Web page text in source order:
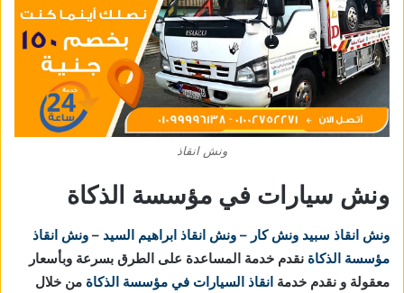
ونش انقاذ
ونش سيارات في مؤسسة الذكاة
ونش انقاذ سبيد ونش كار – ونش انقاذ ابراهيم السيد – ونش انقاذ
مؤسسة الذكاة نقدم خدمة المساعدة على الطرق بسرعة وبأسعار
معقولة و نقدم خدمة انقاذ السيارات في مؤسسة الذكاة من خلال